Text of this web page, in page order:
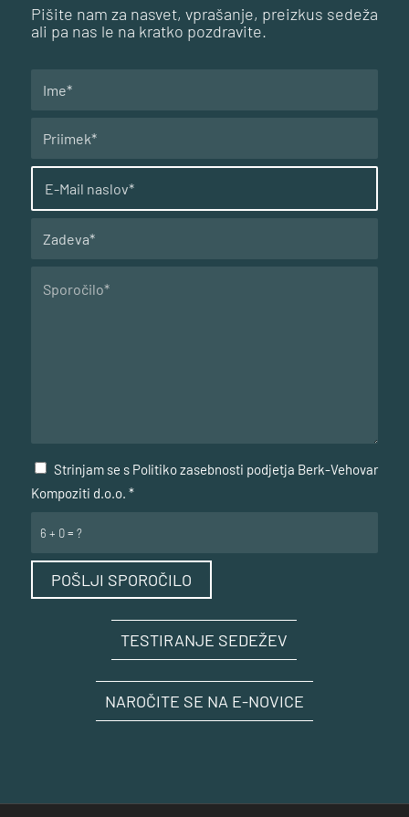
Pišite nam za nasvet, vprašanje, preizkus sedeža
ali pa nas le na kratko pozdravite.
Strinjam se s Politiko zasebnosti podjetja Berk-Vehovar
Kompoziti d.o.o. *
6 + 0 = ?
TESTIRANJE SEDEŽEV
NAROČITE SE NA E-NOVICE